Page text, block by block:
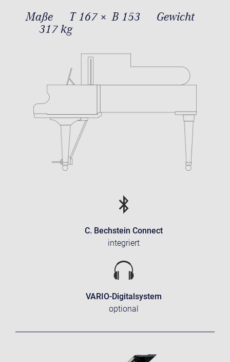
Maße T 167 × B 153
Gewicht
317 kg
C. Bechstein Connect
integriert
VARIO-Digitalsystem
optional